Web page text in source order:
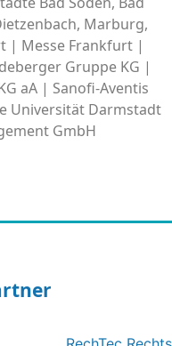
Marburg,
| Messe Frankfurt |
Gruppe KG |
aA | Sanofi-Aventis
Universität Darmstadt
GmbH